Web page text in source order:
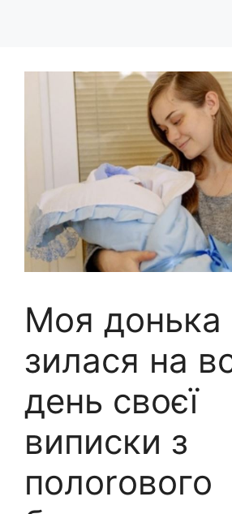
Моя донька
зилася на
день своєї
виписки з
полоrового